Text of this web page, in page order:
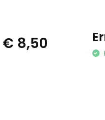
€ 8,50